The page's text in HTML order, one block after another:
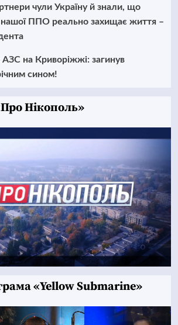
чули Україну й знали, що
ППО реально захищає життя –
АЗС на Криворіжжі: загинув
сином!
Нікополь»
«Yellow Submarine»